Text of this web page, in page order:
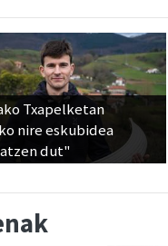
Txapelketan
nire eskubidea
dut"